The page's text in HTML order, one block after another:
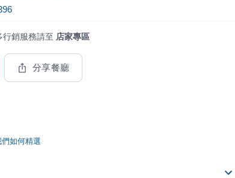
行銷服務請至 店家專區
分享餐廳
們如何精選